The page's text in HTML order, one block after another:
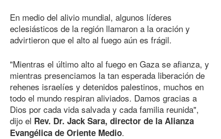
En medio del alivio mundial, algunos líderes
eclesiásticos de la región llamaron a la oración y
advirtieron que el alto al fuego aún es frágil.
"Mientras el último alto al fuego en Gaza se afianza, y
mientras presenciamos la tan esperada liberación de
rehenes israelíes y detenidos palestinos, muchos en
todo el mundo respiran aliviados. Damos gracias a
Dios por cada vida salvada y cada familia reunida",
dijo el Rev. Dr. Jack Sara, director de la Alianza
Evangélica de Oriente Medio.